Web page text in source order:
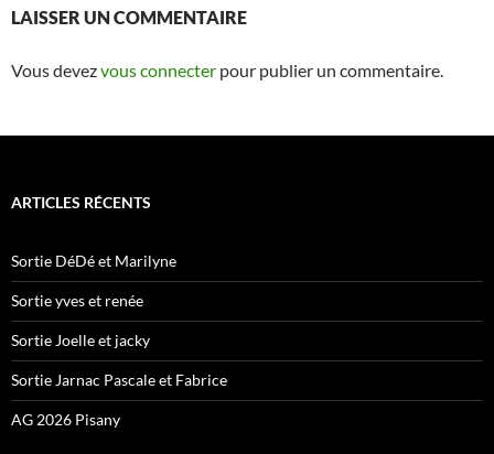
LAISSER UN COMMENTAIRE
Vous devezvous connecter pour publier un commentaire.
ARTICLES RÉCENTS
Sortie DéDé et Marilyne
Sortie yves et renée
Sortie Joelle et jacky
Sortie Jarnac Pascale et Fabrice
AG 2026 Pisany